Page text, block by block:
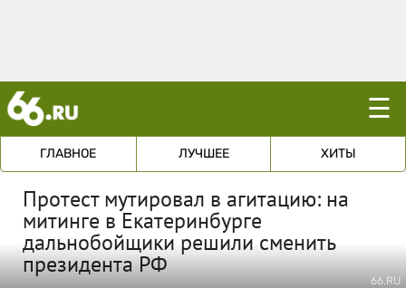
☰
ГЛАВНОЕ ЛУЧШЕЕ ХИТЫ
Протест мутировал в агитацию: на
митинге в Екатеринбурге
дальнобойщики решили сменить
президента РФ
66.RU